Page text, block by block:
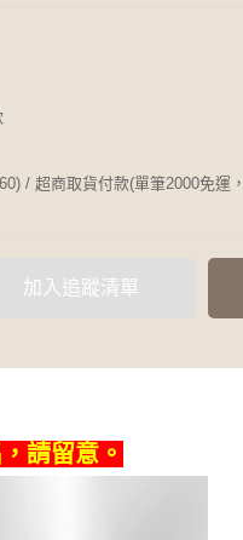
/ 超商取貨付款(單筆2000免運
加入追蹤清單
請留意。